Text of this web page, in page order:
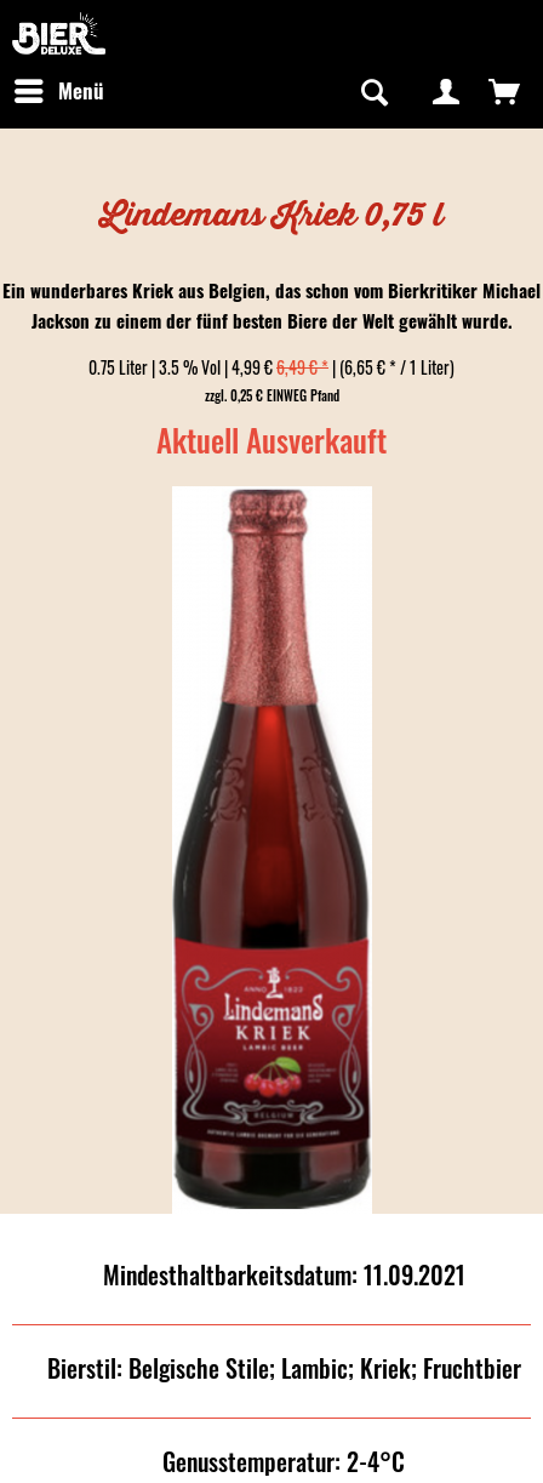
Kostenfreier Versand in Deutschland
Menü
Lindemans Kriek 0,75 l
Ein wunderbares Kriek aus Belgien, das schon vom Bierkritiker Michael
Jackson zu einem der fünf besten Biere der Welt gewählt wurde.
0.75 Liter | 3.5 % Vol | 4,99 €6,49 € *| (6,65 € * / 1 Liter)
zzgl. 0,25 € EINWEG Pfand
Aktuell Ausverkauft
Mindesthaltbarkeitsdatum: 11.09.2021
Bierstil: Belgische Stile; Lambic; Kriek; Fruchtbier
Genusstemperatur: 2-4°C